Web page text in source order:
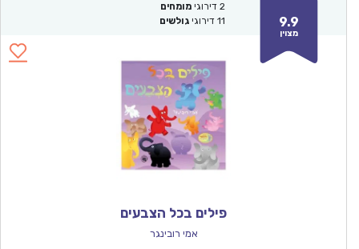
9.9
מצוין
2 דירוגי מומחים
11 דירוגי גולשים
פילים בכל הצבעים
אמי רובינגר